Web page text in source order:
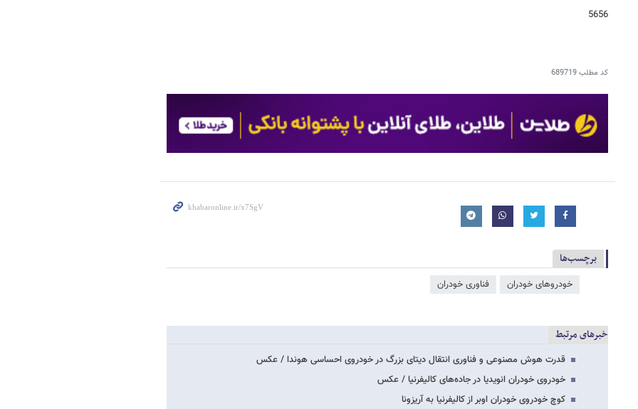
5656
کد مطلب689719
برچسب‌ها
خودروهای خودران فناوری خودران
خبرهای مرتبط
قدرت هوش مصنوعی و فناوری انتقال دیتای بزرگ در خودروی احساسی هوندا / عکس
خودروی خودران انویدیا در جاده‌های کالیفرنیا / عکس
کوچ خودروی خودران اوبر از کالیفرنیا به آریزونا